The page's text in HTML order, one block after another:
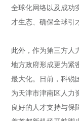
全球化网络以及成功
才生态、确保全球引
此外，作为第三方人
地方政府形成更为紧
最大化。日前，科锐
为天津市津南区人力
良好的人才支持与保